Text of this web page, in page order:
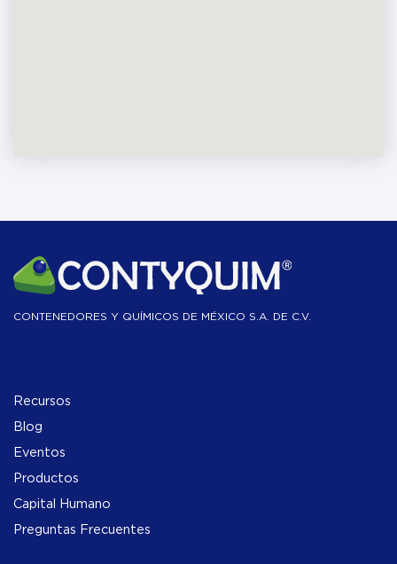
CONTENEDORES Y QUÍMICOS DE MÉXICO S.A. DE C.V.
Recursos
Blog
Eventos
Productos
Capital Humano
Preguntas Frecuentes